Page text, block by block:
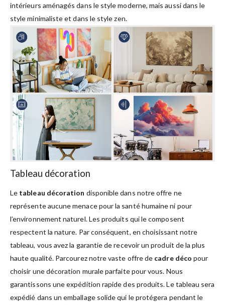
intérieurs aménagés dans le style moderne, mais aussi dans le
style minimaliste et dans le style zen.
Tableau décoration
Le tableau décoration disponible dans notre offre ne
représente aucune menace pour la santé humaine ni pour
l’environnement naturel. Les produits qui le composent
respectent la nature. Par conséquent, en choisissant notre
tableau, vous avez la garantie de recevoir un produit de la plus
haute qualité. Parcourez notre vaste offre de cadre déco pour
choisir une décoration murale parfaite pour vous. Nous
garantissons une expédition rapide des produits. Le tableau sera
expédié dans un emballage solide qui le protégera pendant le